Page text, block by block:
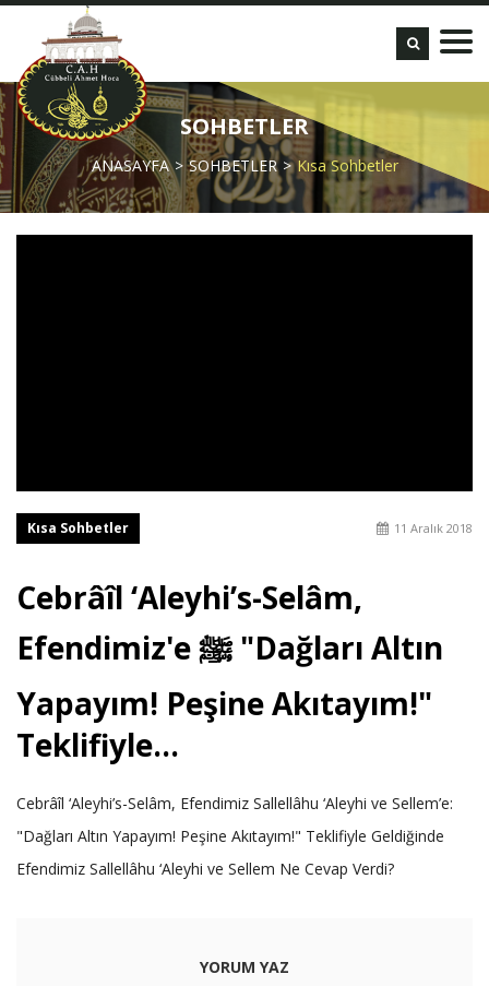
SOHBETLER
ANASAYFA SOHBETLER Kısa Sohbetler
Kısa Sohbetler 11 Aralık 2018
Cebrâîl ‘Aleyhi’s-Selâm,
Efendimiz'e ﷺ "Dağları Altın
Yapayım! Peşine Akıtayım!"
Teklifiyle...
Cebrâîl ‘Aleyhi’s-Selâm, Efendimiz Sallellâhu ‘Aleyhi ve Sellem’e:
"Dağları Altın Yapayım! Peşine Akıtayım!" Teklifiyle Geldiğinde
Efendimiz Sallellâhu ‘Aleyhi ve Sellem Ne Cevap Verdi?
YORUM YAZ